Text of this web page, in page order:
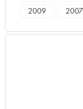
2009
2007